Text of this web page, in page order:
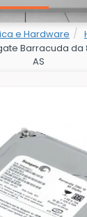
e Hardware
Barracuda da
AS